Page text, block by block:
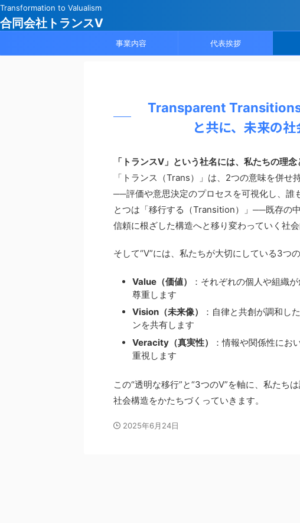
Transformation to Valualism
合同会社トランスV
事業内容 代表挨拶
Transparent
と共に、未来の社
「トランスV」という社名には、私たちの理
「トランス（Trans）」は、2つの意味を併せ
──評価や意思決定のプロセスを可視化し、誰
とつは「移行する（Transition）」──既存の
信頼に根ざした構造へと移り変わっていく社
そして“V”には、私たちが大切にしている3つ
Value（価値）
：それぞれの個人や組織
尊重します
Vision（未来像）
：自律と共創が調和し
ンを共有します
Veracity（真実性）
：情報や関係性にお
重視します
この“透明な移行”と“3つのV”を軸に、私たち
社会構造をかたちづくっていきます。
2025年6月24日